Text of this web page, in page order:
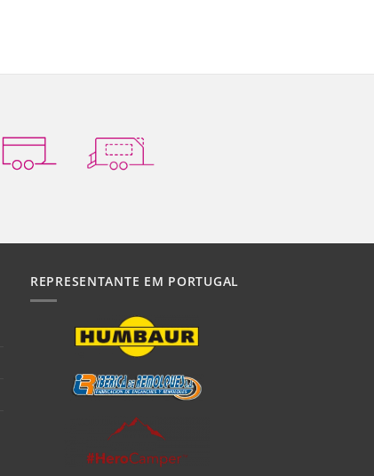
REPRESENTANTE EM PORTUGAL